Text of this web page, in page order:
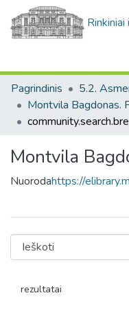
Pagrindinis
Montvila Bagdonas.
Montvila
Nuorodahttps://
rezultatai